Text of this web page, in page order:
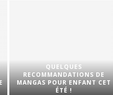
QUELQUES
RECOMMANDATIONS DE
MANGAS POUR ENFANT CET
ÉTÉ !